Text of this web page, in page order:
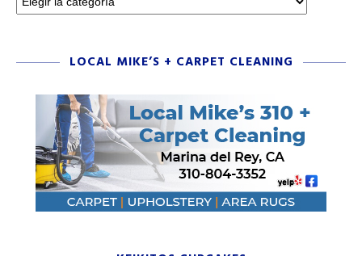
LOCAL MIKE’S + CARPET CLEANING